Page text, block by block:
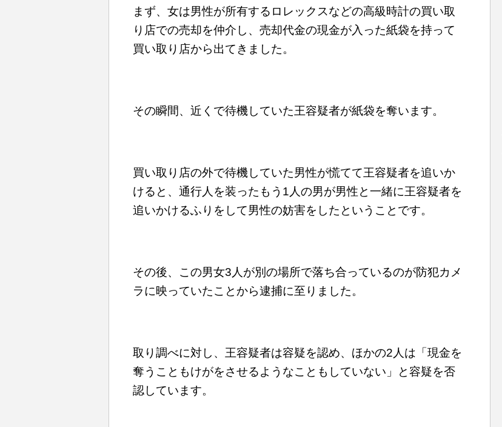
まず、女は男性が所有するロレックスなどの高級時計の買い取
り店での売却を仲介し、売却代金の現金が入った紙袋を持って
買い取り店から出てきました。
その瞬間、近くで待機していた王容疑者が紙袋を奪います。
買い取り店の外で待機していた男性が慌てて王容疑者を追いか
けると、通行人を装ったもう1人の男が男性と一緒に王容疑者を
追いかけるふりをして男性の妨害をしたということです。
その後、この男女3人が別の場所で落ち合っているのが防犯カメ
ラに映っていたことから逮捕に至りました。
取り調べに対し、王容疑者は容疑を認め、ほかの2人は「現金を
奪うこともけがをさせるようなこともしていない」と容疑を否
認しています。